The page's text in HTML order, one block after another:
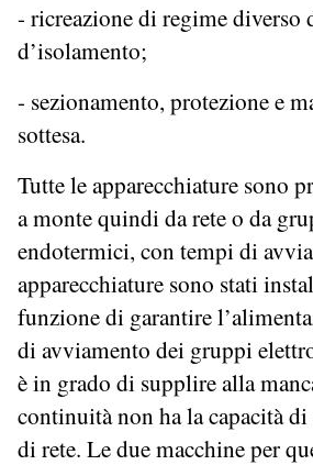
- ricreazione di regime
d’isolamento;
- sezionamento, protezione e
sottesa.
Tutte le apparecchiature sono
a monte quindi da rete o da
endotermici, con tempi di
apparecchiature sono stati
funzione di garantire
di avviamento dei gruppi
è in grado di supplire alla
continuità non ha la capacità
di rete. Le due macchine per